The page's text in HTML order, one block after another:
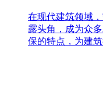
在现代建筑领域
露头角，成为众
保的特点，为建